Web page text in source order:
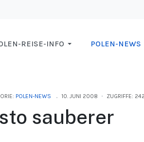
REISE-INFO POLEN-NEWS
POLEN-NEWS 10. JUNI 2008 ZUGRIFFE:
sauberer